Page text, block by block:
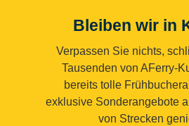
Bleiben wir in
Verpassen Sie nichts,
Tausenden von AFerry-
bereits tolle
exklusive Sonderangebote
von Strecken